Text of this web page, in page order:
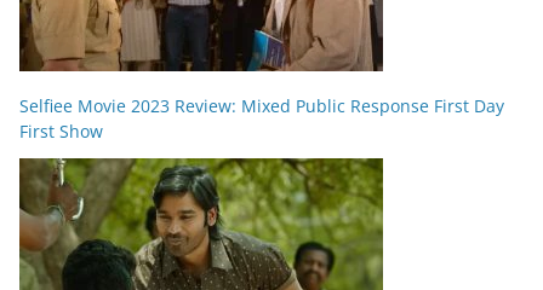
Selfiee Movie 2023 Review: Mixed Public Response First Day
First Show